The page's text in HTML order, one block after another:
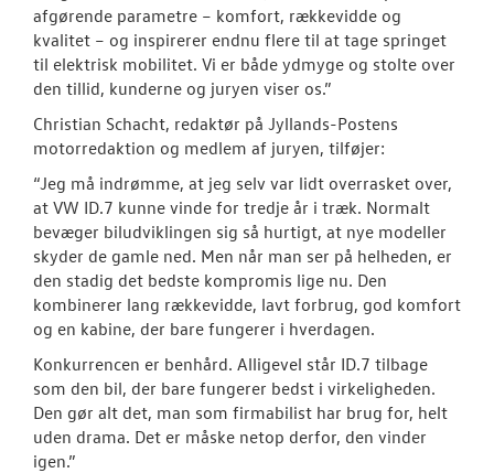
afgørende parametre – komfort, rækkevidde og
kvalitet – og inspirerer endnu flere til at tage springet
til elektrisk mobilitet. Vi er både ydmyge og stolte over
den tillid, kunderne og juryen viser os.”
Christian Schacht, redaktør på Jyllands-Postens
motorredaktion og medlem af juryen, tilføjer:
“Jeg må indrømme, at jeg selv var lidt overrasket over,
at VW ID.7 kunne vinde for tredje år i træk. Normalt
bevæger biludviklingen sig så hurtigt, at nye modeller
skyder de gamle ned. Men når man ser på helheden, er
den stadig det bedste kompromis lige nu. Den
kombinerer lang rækkevidde, lavt forbrug, god komfort
og en kabine, der bare fungerer i hverdagen.
Konkurrencen er benhård. Alligevel står ID.7 tilbage
som den bil, der bare fungerer bedst i virkeligheden.
Den gør alt det, man som firmabilist har brug for, helt
uden drama. Det er måske netop derfor, den vinder
igen.”